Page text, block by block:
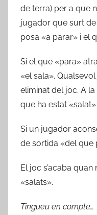
de terra) per a que
jugador que surt
posa «a parar» i el
Si el que «para»
«el sala».
eliminat del joc. A
que ha estat
Si un jugador
de sortida «del que
El joc s’acaba
«salats».
Tingueu en compte…